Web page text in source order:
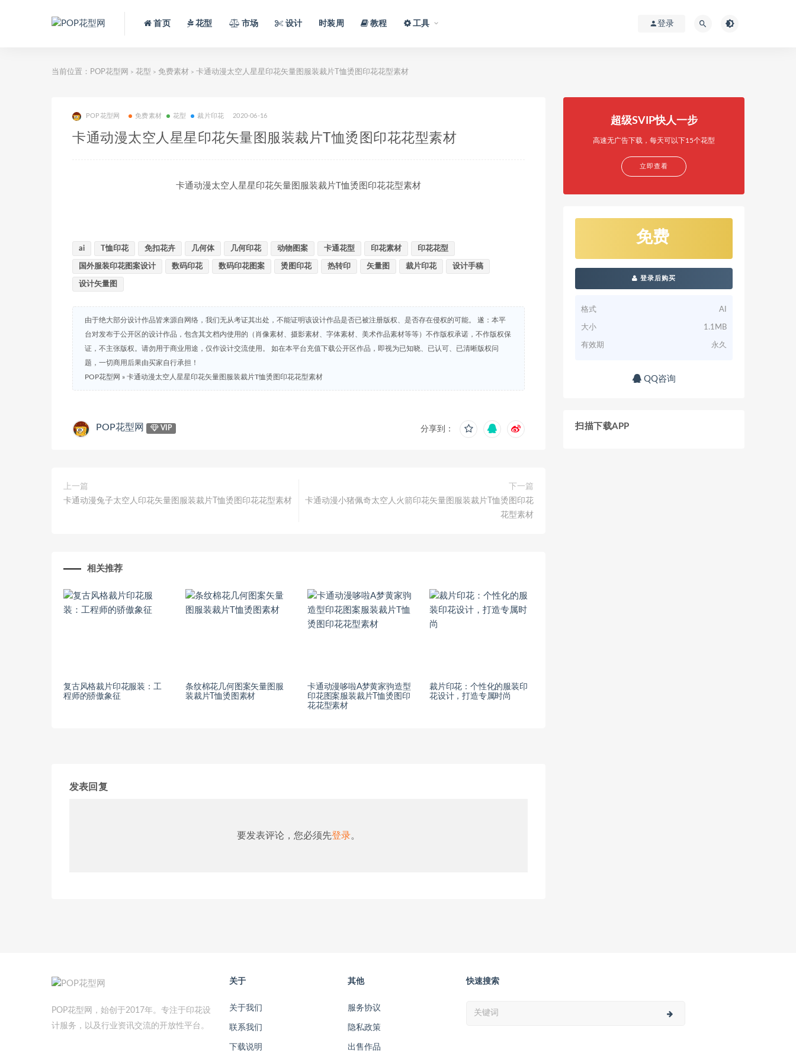
首页 花型 市场 设计 时装周 教程 工具 登录
当前位置： POP花型网 > 花型 > 免费素材 > 卡通动漫太空人星星印花矢量图服装裁片T恤烫图印花花型素材
POP花型网 免费素材 花型 裁片印花 2020-06-16
卡通动漫太空人星星印花矢量图服装裁片T恤烫图印花花型素材
卡通动漫太空人星星印花矢量图服装裁片T恤烫图印花花型素材
ai T恤印花 免扣花卉 几何体 几何印花 动物图案 卡通花型 印花素材 印花花型
国外服装印花图案设计 数码印花 数码印花图案 烫图印花 热转印 矢量图 裁片印花 设计手稿
设计矢量图
由于绝大部分设计作品皆来源自网络，我们无从考证其出处，不能证明该设计作品是否已被注册版权、是否存在侵权的可能。 遂：本平
台对发布于公开区的设计作品，包含其文档内使用的（肖像素材、摄影素材、字体素材、美术作品素材等等）不作版权承诺，不作版权保
证，不主张版权。请勿用于商业用途，仅作设计交流使用。 如在本平台充值下载公开区作品，即视为已知晓、已认可、已清晰版权问
题，一切商用后果由买家自行承担！
POP花型网 » 卡通动漫太空人星星印花矢量图服装裁片T恤烫图印花花型素材
POP花型网 VIP 分享到：
上一篇
卡通动漫兔子太空人印花矢量图服装裁片T恤烫图印花花型素材
下一篇
卡通动漫小猪佩奇太空人火箭印花矢量图服装裁片T恤烫图印花
花型素材
相关推荐
复古风格裁片印花服装：工
程师的骄傲象征
条纹棉花几何图案矢量图服
装裁片T恤烫图素材
卡通动漫哆啦A梦黄家驹造型
印花图案服装裁片T恤烫图印
花花型素材
裁片印花：个性化的服装印
花设计，打造专属时尚
发表回复
要发表评论，您必须先登录。
超级SVIP快人一步
高速无广告下载，每天可以下15个花型
立即查看
免费
登录后购买
格式 AI
大小 1.1MB
有效期 永久
QQ咨询
扫描下载APP
POP花型网，始创于2017年。专注于印花设
计服务，以及行业资讯交流的开放性平台。
关于
关于我们
联系我们
下载说明
其他
服务协议
隐私政策
出售作品
快速搜索